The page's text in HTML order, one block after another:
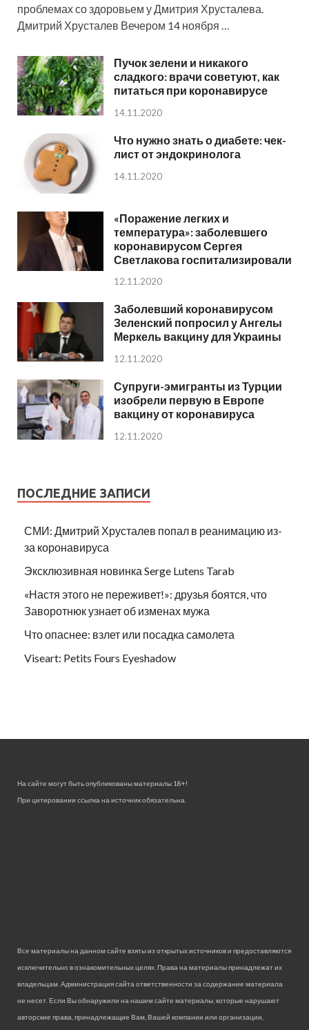
проблемах со здоровьем у Дмитрия Хрусталева.
Дмитрий Хрусталев Вечером 14 ноября …
Пучок зелени и никакого
сладкого: врачи советуют, как
питаться при коронавирусе
14.11.2020
Что нужно знать о диабете: чек-
лист от эндокринолога
14.11.2020
«Поражение легких и
температура»: заболевшего
коронавирусом Сергея
Светлакова госпитализировали
12.11.2020
Заболевший коронавирусом
Зеленский попросил у Ангелы
Меркель вакцину для Украины
12.11.2020
Супруги-эмигранты из Турции
изобрели первую в Европе
вакцину от коронавируса
12.11.2020
ПОСЛЕДНИЕ ЗАПИСИ
СМИ: Дмитрий Хрусталев попал в реанимацию из-
за коронавируса
Эксклюзивная новинка Serge Lutens Tarab
«Настя этого не переживет!»: друзья боятся, что
Заворотнюк узнает об изменах мужа
Что опаснее: взлет или посадка самолета
Viseart: Petits Fours Eyeshadow
На сайте могут быть опубликованы материалы 18+!
При цитировании ссылка на источник обязательна.
Все материалы на данном сайте взяты из открытых источников и предоставляются
исключительно в ознакомительных целях. Права на материалы принадлежат их
владельцам. Администрация сайта ответственности за содержание материала
не несет. Если Вы обнаружили на нашем сайте материалы, которые нарушают
авторские права, принадлежащие Вам, Вашей компании или организации,